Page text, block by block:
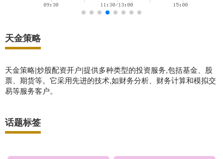
天金策略
天金策略|炒股配资开户|提供多种类型的投资服务,包括基金、股
票、期货等。它采用先进的技术,如财务分析、财务计算和模拟交
易等服务客户。
话题标签